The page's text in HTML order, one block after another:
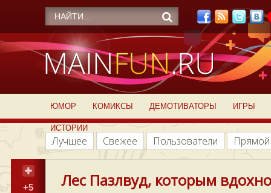
ЮМОР КОМИКСЫ ДЕМОТИВАТОРЫ ИГРЫ
ИСТОРИИ
Лучшее Свежее Пользователи
+5 Лес Пазлвуд, которым